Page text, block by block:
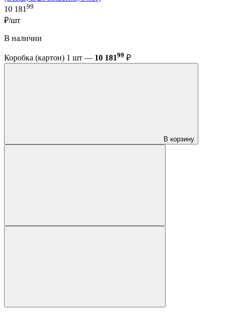
10 18199
₽/шт
В наличии
Коробка (картон) 1 шт — 10 18199 ₽
В корзину